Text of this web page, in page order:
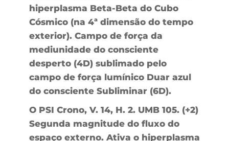
hiperplasma Beta-Beta do Cubo
Cósmico (na 4ª dimensão do tempo
exterior). Campo de força da
mediunidade do consciente
desperto (4D) sublimado pelo
campo de força lumínico Duar azul
do consciente Subliminar (6D).
O PSI Crono, V. 14, H. 2. UMB 105. (+2)
Segunda magnitude do fluxo do
espaço externo. Ativa o hiperplasma